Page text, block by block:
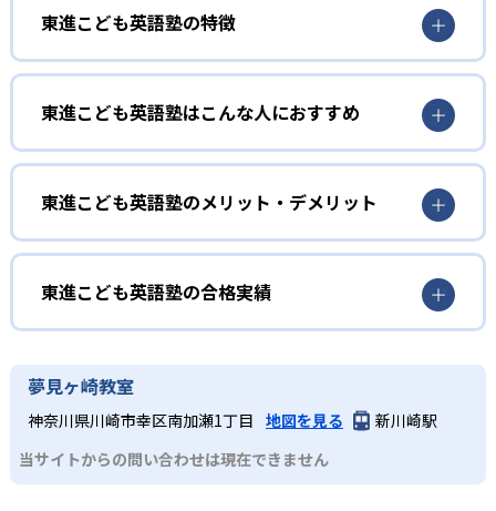
東進こども英語塾の特徴
1
プロ講師によるオールイングリッシュ指導
全てのレッスンをオールイングリッシュで実施。スピーチ
2 セサミストリート教材を使用
て開発された教材を使用し、子どもが楽しみながら英語環
家庭学習をサポートするホームレビュー
オンラインシステム「ホームレビュー」では、レッスン映
像の見直しだけでなく、PBSの人気子ども向け番組を視聴
できる。教室学習と家庭学習を連携させ、継続的なインプ
東進こども英語塾はこんな人におすすめ
幼児
英語を英語のまま理解したい人
3～6歳向けのKコースでは、初めて英語に触れる幼児が安心
して学べるプログラムを提供。セサミストリートのキャラ
クターと一緒に、遊びを通して学べる。
段階的に学びたい人
小学生向けのPコースは、P1～P6までの段階的なレベル設
定で、初心者から上級者まで対応する。P1・P2で中学3年
り、P3・P4からは算数・理科・社会のトピックを英語で学
東進こども英語塾のメリット・デメリット
どんなメリットがある?
東進こども英語塾は、セサミストリート教材をベースにオ
ールイングリッシュで指導し、本格的なイマージョン学習
を実現。また、ホームレビューにより自宅でも毎日ネイテ
ィブ英語に触れられるためインプット量が増える。教室受
講とオンラインコースの2コースから選択できる点もメリッ
トだ。
どんなデメリットがある?
公式サイトには月謝やクラス定員の詳細が掲載されていな
東進こども英語塾の合格実績
東進こども英語塾は合格実績を公式サイトで公開していな
夢見ヶ崎教室
神奈川県川崎市幸区南加瀬1丁目 地図を見る
新川崎駅
当サイトからの問い合わせは現在できません